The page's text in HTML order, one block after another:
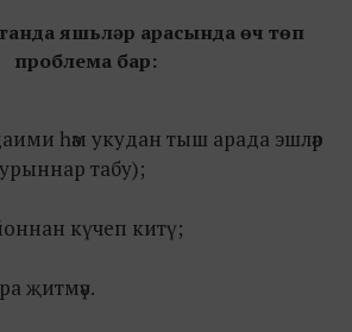
яшьләр арасында өч төп
проблема бар:
һәм укудан тыш арада эшләр
табу);
күчеп китү;
җитмәү.